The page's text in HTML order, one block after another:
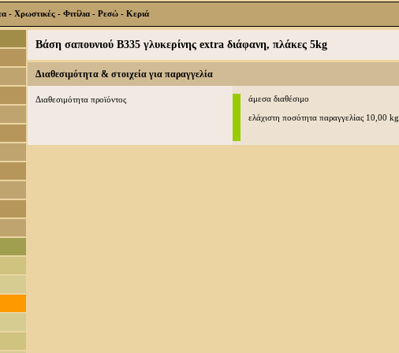
- Χρωστικές - Φιτίλια - Ρεσώ - Κεριά
Βάση σαπουνιού B335 γλυκερίνης extra διάφανη, πλάκες 5kg
Διαθεσιμότητα & στοιχεία για παραγγελία
Διαθεσιμότητα προϊόντος
άμεσα διαθέσιμο
ελάχιστη ποσότητα παραγγελίας 10,00 kg